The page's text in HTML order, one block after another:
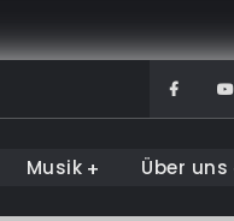
Musik Über uns